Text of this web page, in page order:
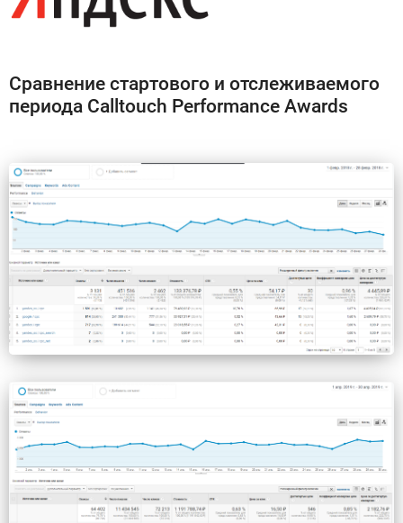
Сравнение стартового и отслеживаемого
периода Calltouch Performance Awards